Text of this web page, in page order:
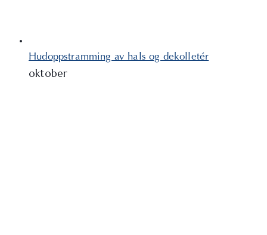
Hudoppstramming av hals og dekolletér
oktober